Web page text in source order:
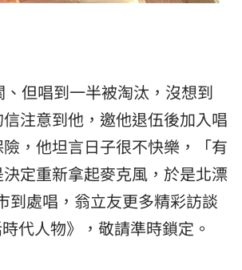
但唱到一半被淘汰，沒想到
注意到他，邀他退伍後加入唱
，他坦言日子很不快樂，「有
定重新拿起麥克風，於是北漂
到處唱，翁立友更多精彩訪談
代人物》，敬請準時鎖定。